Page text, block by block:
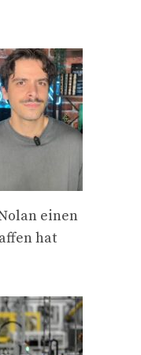
einen
hat